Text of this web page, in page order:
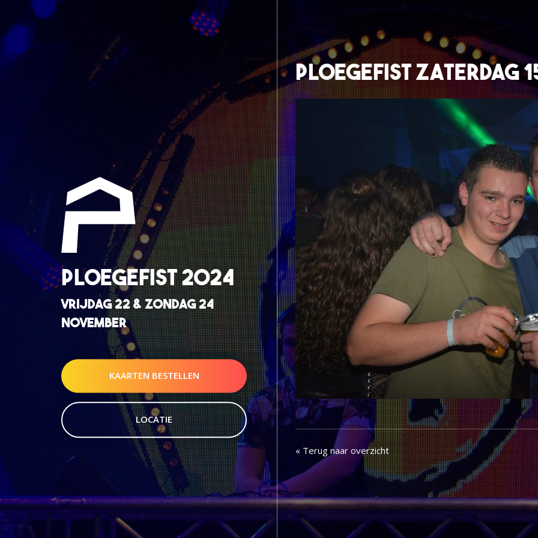
PLOEGEFIST 2024
VRIJDAG 22 & ZONDAG 24
NOVEMBER
KAARTEN BESTELLEN
LOCATIE
Ploegefist Zaterdag
« Terug naar overzicht